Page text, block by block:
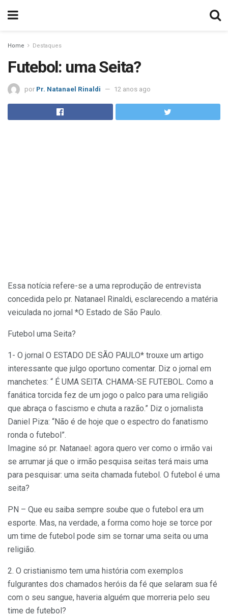
Home Destaques
Futebol: uma Seita?
por Pr. Natanael Rinaldi 12 anos ago
Essa notícia refere-se a uma reprodução de entrevista
concedida pelo pr. Natanael Rinaldi, esclarecendo a matéria
veiculada no jornal *O Estado de São Paulo.
Futebol uma Seita?
1- O jornal O ESTADO DE SÃO PAULO* trouxe um artigo
interessante que julgo oportuno comentar. Diz o jornal em
manchetes: “ É UMA SEITA. CHAMA-SE FUTEBOL. Como a
fanática torcida fez de um jogo o palco para uma religião
que abraça o fascismo e chuta a razão.” Diz o jornalista
Daniel Piza: “Não é de hoje que o espectro do fanatismo
ronda o futebol”.
Imagine só pr. Natanael: agora quero ver como o irmão vai
se arrumar já que o irmão pesquisa seitas terá mais uma
para pesquisar: uma seita chamada futebol. O futebol é uma
seita?
PN – Que eu saiba sempre soube que o futebol era um
esporte. Mas, na verdade, a forma como hoje se torce por
um time de futebol pode sim se tornar uma seita ou uma
religião.
2. O cristianismo tem uma história com exemplos
fulgurantes dos chamados heróis da fé que selaram sua fé
com o seu sangue, haveria alguém que morreria pelo seu
time de futebol?